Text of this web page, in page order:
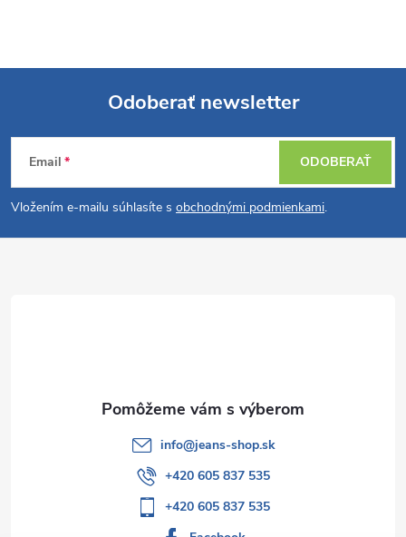
Z
á
p
Odoberať newsletter
Email
Vložením e-mailu súhlasíte s obchodnými podmienkami.
ODOBERAŤ
info@jeans-shop.sk
+420 605 837 535
+420 605 837 535